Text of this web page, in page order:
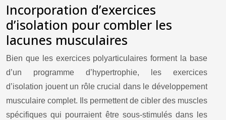
Incorporation d’exercices
d’isolation pour combler les
lacunes musculaires
Bien que les exercices polyarticulaires forment la base
d’un programme d’hypertrophie, les exercices
d’isolation jouent un rôle crucial dans le développement
musculaire complet. Ils permettent de cibler des muscles
spécifiques qui pourraient être sous-stimulés dans les